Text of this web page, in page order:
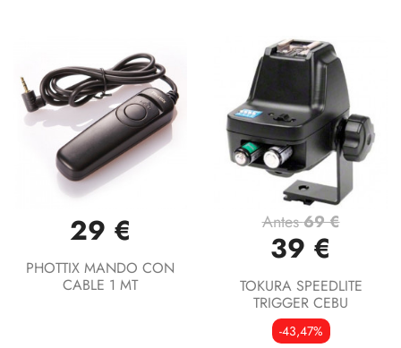
29 €
PHOTTIX MANDO CON
CABLE 1 MT
Antes69 €
39 €
TOKURA SPEEDLITE
TRIGGER CEBU
-43,47%